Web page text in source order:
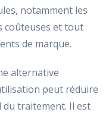
notamment les
coûteuses et tout
de marque.
alternative
peut réduire
traitement. Il est